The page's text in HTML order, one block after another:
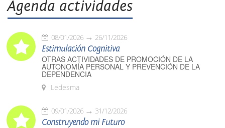
Agenda actividades
08/01/2026 26/11/2026
Estimulación Cognitiva
OTRAS ACTIVIDADES DE PROMOCIÓN DE LA
AUTONOMÍA PERSONAL Y PREVENCIÓN DE LA
DEPENDENCIA
Ledesma
09/01/2026 31/12/2026
Construyendo mi Futuro